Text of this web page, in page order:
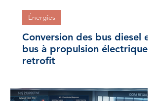
Conversion des bus diesel en
bus à propulsion électrique
retrofit
Énergies